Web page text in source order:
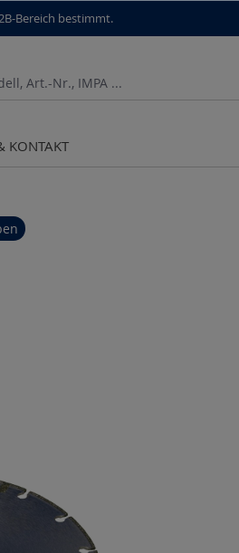
Bereich bestimmt.
KONTAKT